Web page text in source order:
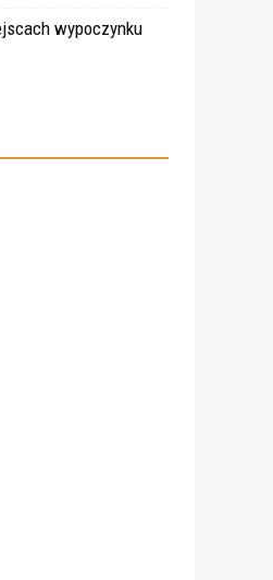
wypoczynku